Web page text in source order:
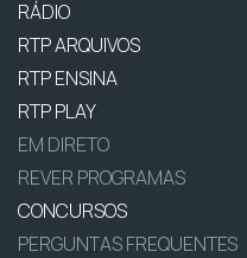
RÁDIO
RTP ARQUIVOS
RTP ENSINA
RTP PLAY
EM DIRETO
REVER PROGRAMAS
CONCURSOS
PERGUNTAS FREQUENTES